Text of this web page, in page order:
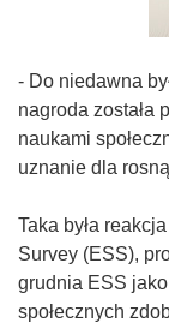
- Do niedawna
nagroda została
naukami
uznanie dla
Taka była
Survey (ESS),
grudnia ESS
społecznych